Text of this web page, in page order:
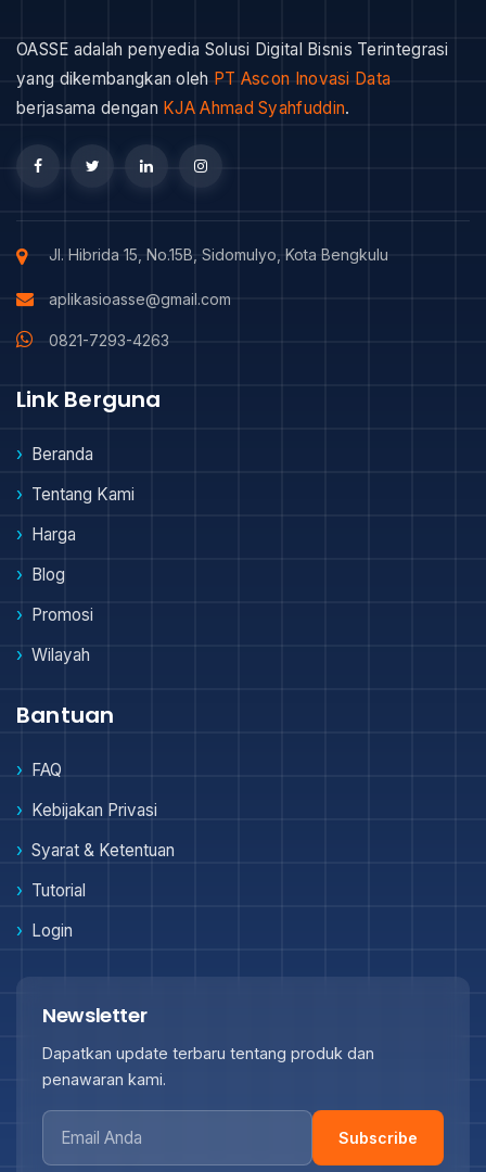
OASSE adalah penyedia Solusi Digital Bisnis Terintegrasi
yang dikembangkan oleh PT Ascon Inovasi Data
berjasama dengan KJA Ahmad Syahfuddin.
Jl. Hibrida 15, No.15B, Sidomulyo, Kota Bengkulu
aplikasioasse@gmail.com
0821-7293-4263
Link Berguna
Beranda
Tentang Kami
Harga
Blog
Promosi
Wilayah
Bantuan
FAQ
Kebijakan Privasi
Syarat & Ketentuan
Tutorial
Login
Newsletter
Dapatkan update terbaru tentang produk dan
penawaran kami.
Subscribe